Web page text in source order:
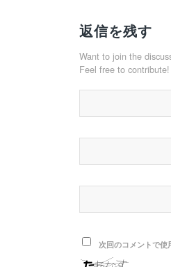
返信を残す
Want to join the
Feel free to contribute!
次回のコメントで使